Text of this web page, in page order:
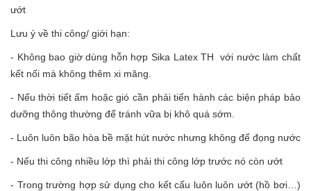
ướt
Lưu ý về thi công/ giới hạn:
- Không bao giờ dùng hỗn hợp Sika Latex TH với nước làm chất
kết nối mà không thêm xi măng.
- Nếu thời tiết ấm hoặc gió cần phải tiến hành các biện pháp bảo
dưỡng thông thường để tránh vữa bị khô quá sớm.
- Luôn luôn bão hòa bề mặt hút nước nhưng không để đọng nước
- Nếu thi công nhiều lớp thì phải thi công lớp trước nó còn ướt
- Trong trường hợp sử dụng cho kết cấu luôn luôn ướt (hồ bơi…)